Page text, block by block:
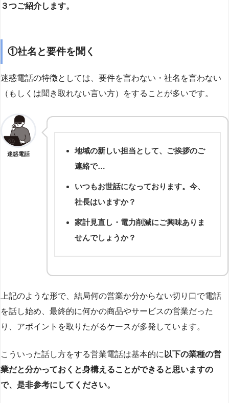
３つご紹介します。
①社名と要件を聞く
迷惑電話の特徴としては、要件を言わない・社名を言わない
（もしくは聞き取れない言い方）をすることが多いです。
迷惑電話
地域の新しい担当として、ご挨拶のご
連絡で…
いつもお世話になっております。今、
社長はいますか？
家計見直し・電力削減にご興味ありま
せんでしょうか？
上記のような形で、結局何の営業か分からない切り口で電話
を話し始め、最終的に何かの商品やサービスの営業だった
り、アポイントを取りたがるケースが多発しています。
こういった話し方をする営業電話は基本的に 以下の業種の営
業だと分かっておくと身構えることができると思いますの
で、是非参考にしてください。